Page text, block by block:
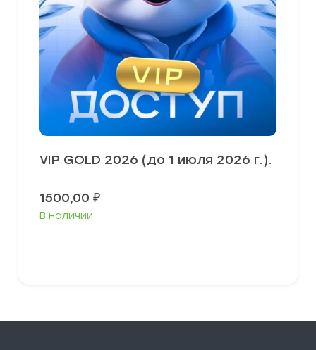
VIP GOLD 2026 (до 1 июля 2026 г.).
1500,00 ₽
В наличии